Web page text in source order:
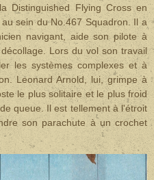
Distinguished Flying Cross en
sein du No.467 Squadron. Il a
navigant, aide son pilote à
Lors du vol son travail
les systèmes complexes et à
Leonard Arnold, lui, grimpe à
le plus solitaire et le plus froid
queue. Il est tellement à l'étroit
son parachute à un crochet